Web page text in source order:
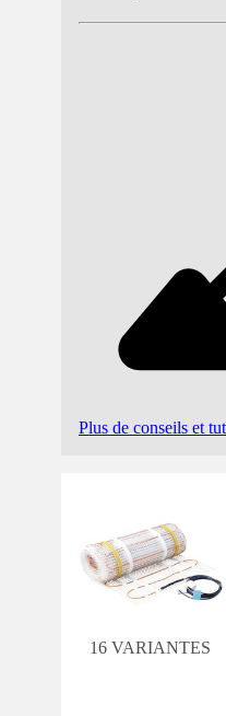
Plus de conseils et
16 VARIANTES